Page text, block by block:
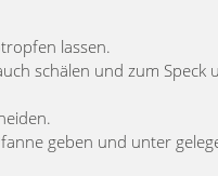
lassen.
schälen und zum Speck
geben und unter